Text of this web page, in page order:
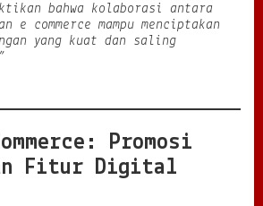
bahwa kolaborasi antara
commerce mampu menciptakan
yang kuat dan saling
Promosi
Fitur Digital